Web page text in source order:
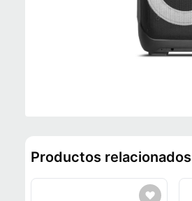
Productos relacionados